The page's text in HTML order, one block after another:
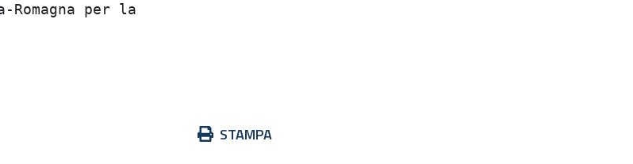
Emilia-Romagna per la
di legge.
Azioni STAMPA